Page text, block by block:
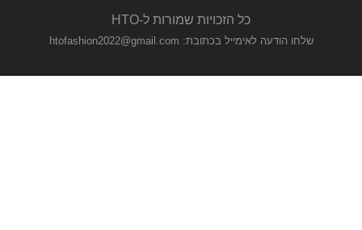
כל הזכויות שמורות ל-HTO
שלחו הודעה לאימייל בכתובת: htofashion2022@gmail.com